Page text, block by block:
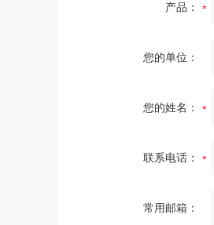
产品：
您的单位：
您的姓名：
联系电话：
常用邮箱：